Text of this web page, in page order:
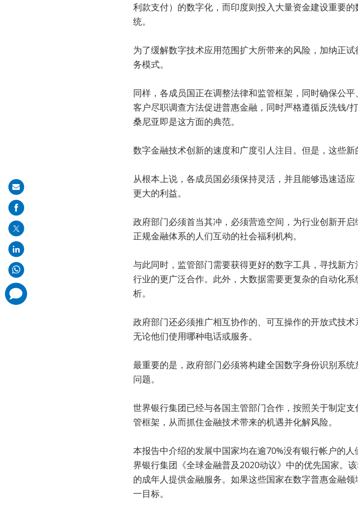
利款支付）的数字化，而印度则投入大量资金建设重要
统。
为了缓解数字技术应用范围扩大所带来的风险，加纳正
务模式。
同样，各成员国正在调整法律和监管框架，同时确保公
客户尽职调查方法促进普惠金融，同时严格遵循反洗钱/
桑尼亚即是这方面的典范。
数字金融技术创新的速度和广度引人注目。但是，这些新
从根本上说，各成员国必须保持灵活，并且能够迅速适
更大的利益。
政府部门必须首当其冲，必须营造空间，为行业创新开
正规金融体系的人们互动的社会福利机构。
与此同时，监管部门需要获得更好的数字工具，寻找新
行业的更广泛合作。此外，大数据需要更复杂的自动化
析。
政府部门还必须推广相互协作的、可互操作的开放式技
无论他们使用哪种电话或服务。
最重要的是，政府部门必须将构建全国数字身份识别系
问题。
世界银行集团已经与各国主管部门合作，按照关于制定
管框架，从而抓住金融技术带来的机遇并化解风险。
本报告中介绍的发展中国家均在逾70%没有银行帐户的
界银行集团《全球金融普及2020动议》中的优先国家。
的成年人提供金融服务。如果这些国家在数字普惠金融
一目标。
Share
on
mail
comments
added